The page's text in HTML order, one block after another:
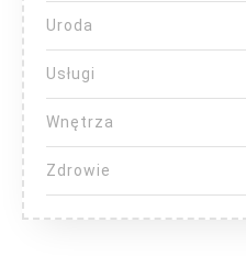
Uroda
Usługi
Wnętrza
Zdrowie